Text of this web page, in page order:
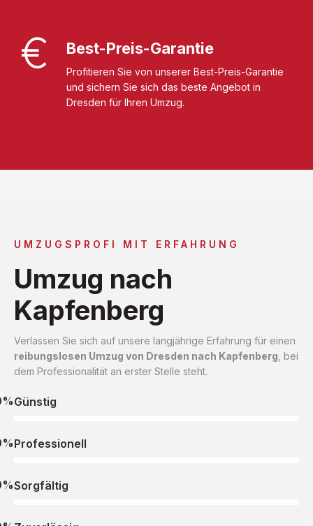
Best-Preis-Garantie
Profitieren Sie von unserer Best-Preis-Garantie
und sichern Sie sich das beste Angebot in
Dresden für Ihren Umzug.
UMZUGSPROFI MIT ERFAHRUNG
Umzug nach
Kapfenberg
Verlassen Sie sich auf unsere langjährige Erfahrung für einen
reibungslosen Umzug von Dresden nach Kapfenberg , bei
dem Professionalität an erster Stelle steht.
Günstig
Professionell
Sorgfältig